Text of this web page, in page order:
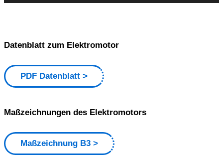
Datenblatt zum Elektromotor
PDF Datenblatt
Maßzeichnungen des Elektromotors
Maßzeichnung B3